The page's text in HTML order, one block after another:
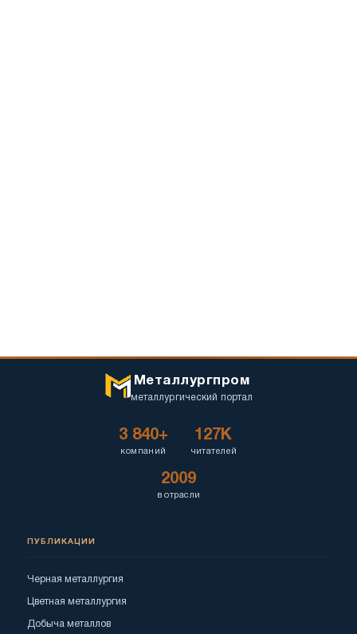
Металлургпром
металлургический портал
3 840+
компаний
127K
читателей
2009
в отрасли
ПУБЛИКАЦИИ
Черная металлургия
Цветная металлургия
Добыча металлов